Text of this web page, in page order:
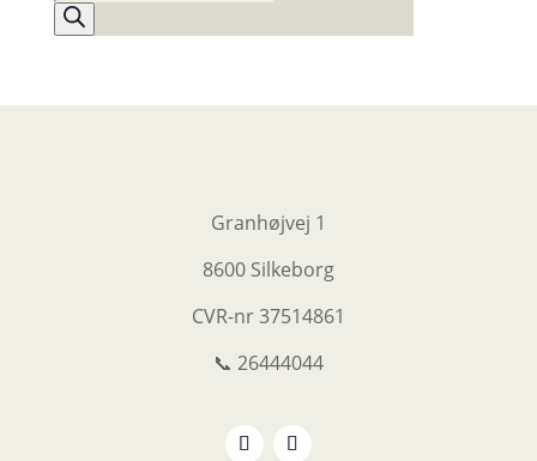
search
Granhøjvej 1
8600 Silkeborg
CVR-nr37514861
📞 26444044